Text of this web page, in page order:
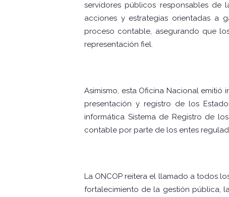
servidores públicos responsables
acciones y estrategias orientadas a
proceso contable, asegurando que
representación fiel.
Asimismo, esta Oficina Nacional
presentación y registro de los
informática Sistema de Registro de
contable por parte de los entes
La ONCOP reitera el llamado a todos
fortalecimiento de la gestión pública,